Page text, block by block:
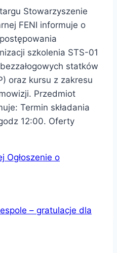
Stowarzyszenie
FENI informuje o
szkolenia STS-01
statków
oraz kursu z zakresu
Przedmiot
Termin składania
12:00. Oferty
Ogłoszenie o